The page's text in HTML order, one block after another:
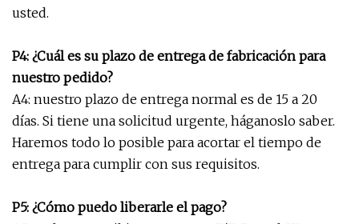
usted.
P4: ¿Cuál es su plazo de entrega de fabricación para
nuestro pedido?
A4: nuestro plazo de entrega normal es de 15 a 20
días. Si tiene una solicitud urgente, háganoslo saber.
Haremos todo lo posible para acortar el tiempo de
entrega para cumplir con sus requisitos.
P5: ¿Cómo puedo liberarle el pago?